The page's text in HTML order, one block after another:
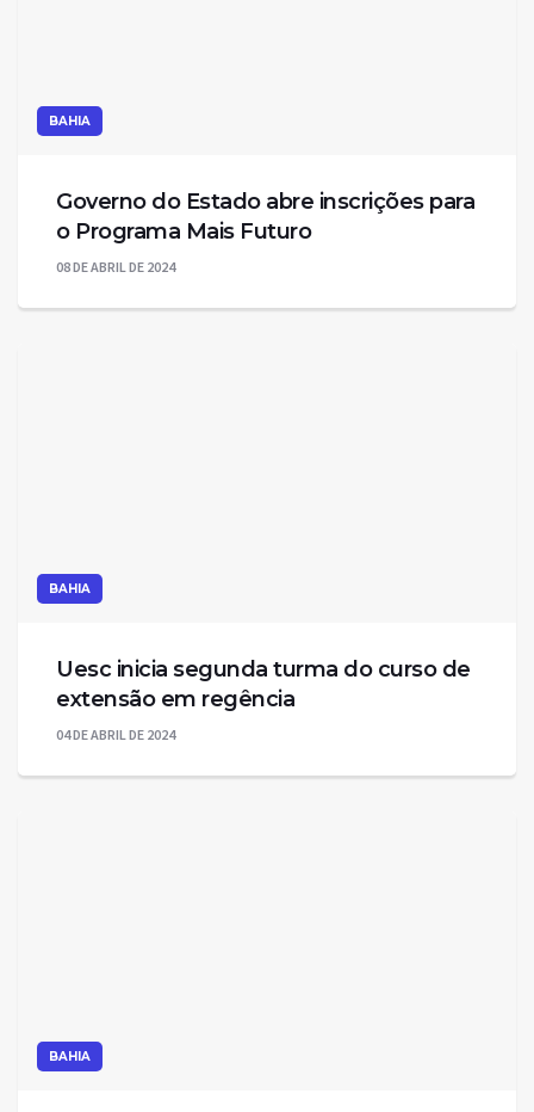
BAHIA
Governo do Estado abre inscrições para
o Programa Mais Futuro
08 DE ABRIL DE 2024
BAHIA
Uesc inicia segunda turma do curso de
extensão em regência
04 DE ABRIL DE 2024
BAHIA